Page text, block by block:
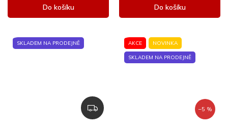
Do košíku Do košíku
SKLADEM NA PRODEJNĚ
Z
D
AKCE NOVINKA
SKLADEM NA PRODEJNĚ
–5 %